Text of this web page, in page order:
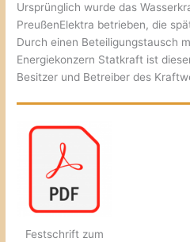
Ursprünglich wurde das
PreußenElektra betrieben, die
Durch einen Beteiligungstausch
Energiekonzern Statkraft ist
Besitzer und Betreiber des
Festschrift zum